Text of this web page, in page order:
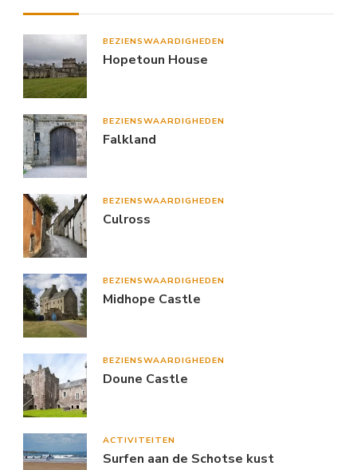
BEZIENSWAARDIGHEDEN
Hopetoun House
BEZIENSWAARDIGHEDEN
Falkland
BEZIENSWAARDIGHEDEN
Culross
BEZIENSWAARDIGHEDEN
Midhope Castle
BEZIENSWAARDIGHEDEN
Doune Castle
ACTIVITEITEN
Surfen aan de Schotse kust